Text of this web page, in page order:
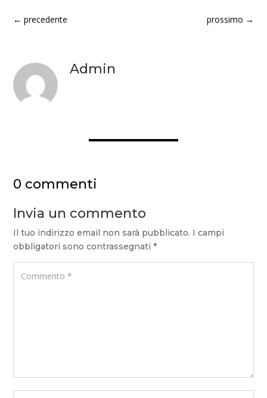
←precedente prossimo →
Admin
0 commenti
Invia un commento
Il tuo indirizzo email non sarà pubblicato. I campi
obbligatori sono contrassegnati*